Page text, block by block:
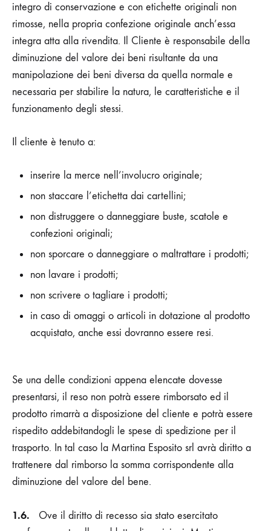
integro di conservazione e con etichette originali non
rimosse, nella propria confezione originale anch’essa
integra atta alla rivendita. Il Cliente è responsabile della
diminuzione del valore dei beni risultante da una
manipolazione dei beni diversa da quella normale e
necessaria per stabilire la natura, le caratteristiche e il
funzionamento degli stessi.
Il cliente è tenuto a:
inserire la merce nell’involucro originale;
non staccare l’etichetta dai cartellini;
non distruggere o danneggiare buste, scatole e
confezioni originali;
non sporcare o danneggiare o maltrattare i prodotti;
non lavare i prodotti;
non scrivere o tagliare i prodotti;
in caso di omaggi o articoli in dotazione al prodotto
acquistato, anche essi dovranno essere resi.
Se una delle condizioni appena elencate dovesse
presentarsi, il reso non potrà essere rimborsato ed il
prodotto rimarrà a disposizione del cliente e potrà essere
rispedito addebitandogli le spese di spedizione per il
trasporto. In tal caso la Martina Esposito srl avrà diritto a
trattenere dal rimborso la somma corrispondente alla
diminuzione del valore del bene.
1.6. Ove il diritto di recesso sia stato esercitato